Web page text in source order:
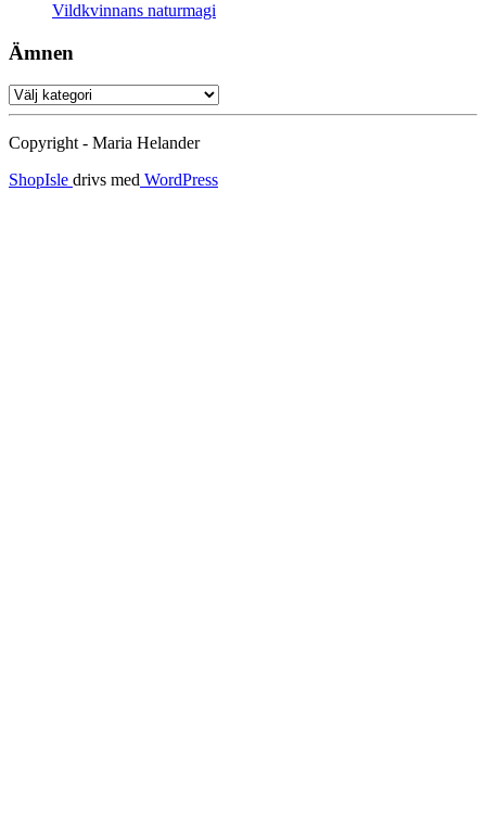
Vildkvinnans naturmagi
Ämnen
Ämnen
Copyright - Maria Helander
ShopIsle drivs med WordPress